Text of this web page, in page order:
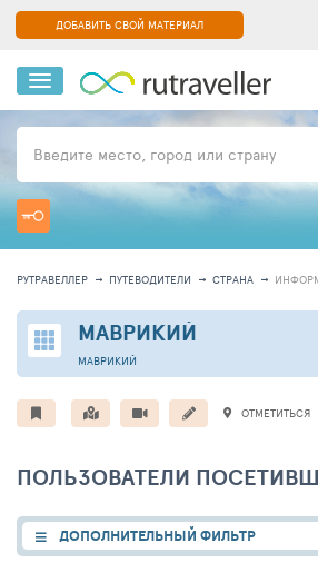
ДОБАВИТЬ СВОЙ МАТЕРИАЛ
Введите место, город или страну
РУТРАВЕЛЛЕР ПУТЕВОДИТЕЛИ СТРАНА
МАВРИКИЙ
МАВРИКИЙ
ОТМЕТИТЬСЯ
ПОЛЬЗОВАТЕЛИ
ДОПОЛНИТЕЛЬНЫЙ ФИЛЬТР